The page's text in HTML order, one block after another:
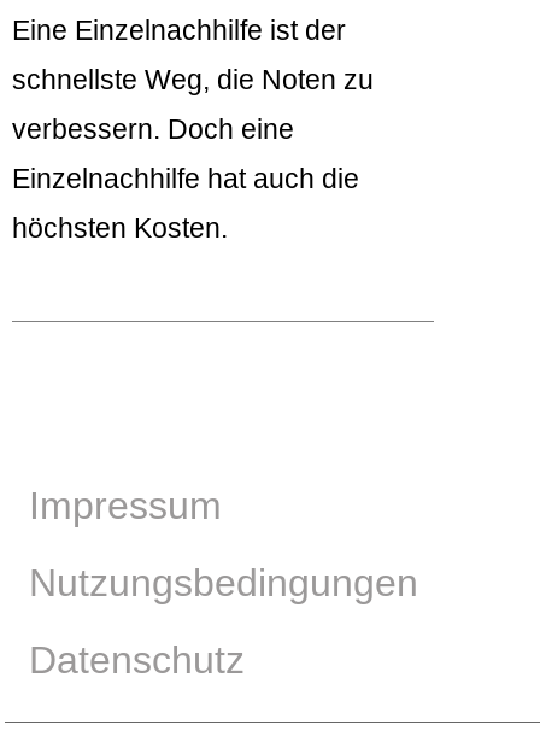
Eine Einzelnachhilfe ist der
schnellste Weg, die Noten zu
verbessern. Doch eine
Einzelnachhilfe hat auch die
höchsten Kosten.
Impressum
Nutzungsbedingungen
Datenschutz